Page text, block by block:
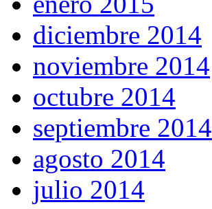
diciembre 2014
noviembre 2014
octubre 2014
septiembre 2014
agosto 2014
julio 2014